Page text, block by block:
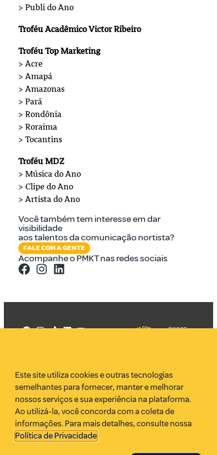
> Publi do Ano
Troféu Acadêmico Victor Ribeiro
Troféu Top Marketing
> Acre
> Amapá
> Amazonas
> Pará
> Rondônia
> Roraima
> Tocantins
Troféu MDZ
> Música do Ano
> Clipe do Ano
> Artista do Ano
Você também tem interesse em dar
visibilidade
aos talentos da comunicação nortista?
FALE COM A GENTE
Acompanhe o PMKT nas redes sociais
VR Assessoria
Parcerias
Envie uma pauta
Anuncie
©2025
Este site utiliza cookies e outras tecnologias
semelhantes para fornecer, manter e melhorar
nossos serviços e sua experiência na plataforma.
Ao utilizá-la, você concorda com a coleta de
informações. Para mais detalhes, consulte nossa
Política de Privacidade.